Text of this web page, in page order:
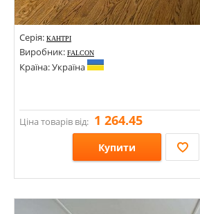
Серія: КАНТРІ
Виробник: FALCON
Країна: Україна
Ціна товарів від: 1 264.45
Купити
Стилі: